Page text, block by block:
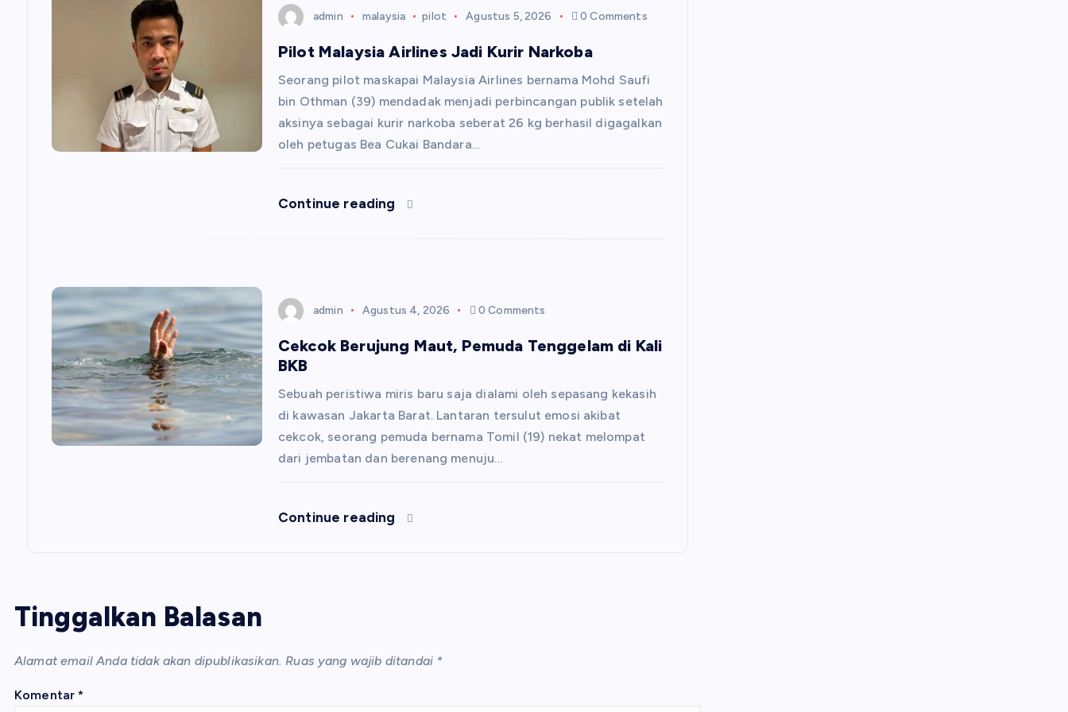
admin malaysia pilot Agustus 5, 2026 0 Comments
Pilot Malaysia Airlines Jadi Kurir Narkoba
Seorang pilot maskapai Malaysia Airlines bernama Mohd Saufi
bin Othman (39) mendadak menjadi perbincangan publik setelah
aksinya sebagai kurir narkoba seberat 26 kg berhasil digagalkan
oleh petugas Bea Cukai Bandara…
Continue reading
admin Agustus 4, 2026 0 Comments
Cekcok Berujung Maut, Pemuda Tenggelam di Kali
BKB
Sebuah peristiwa miris baru saja dialami oleh sepasang kekasih
di kawasan Jakarta Barat. Lantaran tersulut emosi akibat
cekcok, seorang pemuda bernama Tomil (19) nekat melompat
dari jembatan dan berenang menuju…
Continue reading
Tinggalkan Balasan
Alamat email Anda tidak akan dipublikasikan. Ruas yang wajib ditandai *
Komentar*